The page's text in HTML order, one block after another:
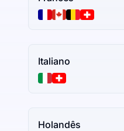
Italiano
Holandês